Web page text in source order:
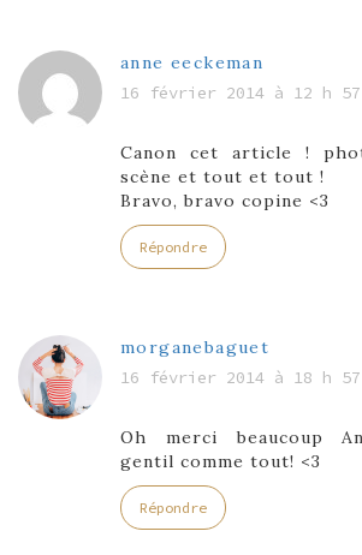
anne eeckeman
16 février 2014 à 12 h
Canon cet article !
scène et tout et tout !
Bravo, bravo copine <3
Répondre
morganebaguet
16 février 2014 à 18 h
Oh merci beaucoup
gentil comme tout! <3
Répondre